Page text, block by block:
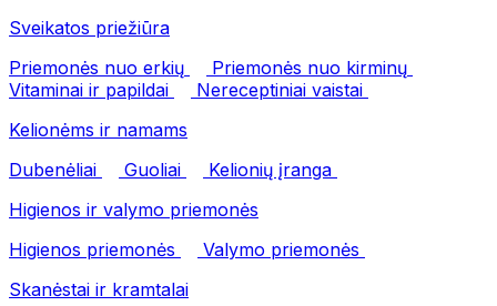
Sveikatos priežiūra
Priemonės nuo erkių
Priemonės nuo kirminų
Vitaminai ir papildai
Nereceptiniai vaistai
Kelionėms ir namams
Dubenėliai
Guoliai
Kelionių įranga
Higienos ir valymo priemonės
Higienos priemonės
Valymo priemonės
Skanėstai ir kramtalai